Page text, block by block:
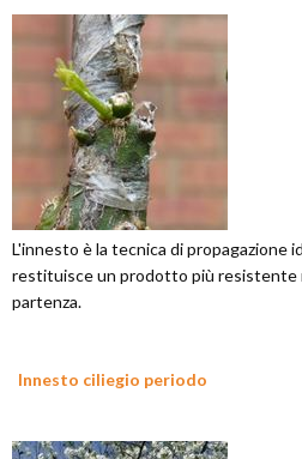
L'innesto è la tecnica di propagazione
restituisce un prodotto più resistente
partenza.
Innesto ciliegio periodo